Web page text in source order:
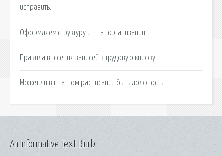
исправить.
Оформляем структуру и штат организации.
Правила внесения записей в трудовую книжку.
Может ли в штатном расписании быть должность.
An Informative Text Blurb